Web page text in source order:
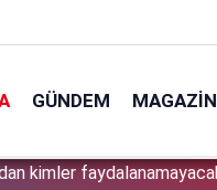
GÜNDEM MAGAZIN
kimler